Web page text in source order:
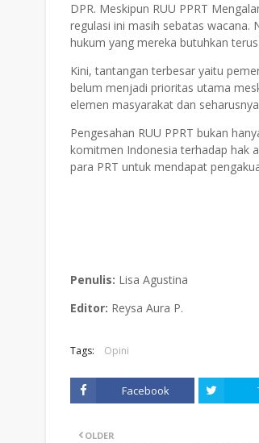
DPR. Meskipun RUU PPRT
regulasi ini masih sebatas
hukum yang mereka butuhkan
Kini, tantangan terbesar yaitu
belum menjadi prioritas utama
elemen masyarakat dan
Pengesahan RUU PPRT bukan
komitmen Indonesia terhadap hak
para PRT untuk mendapat
Penulis: Lisa Agustina
Editor: Reysa Aura P.
Tags: Opini
Facebook
OLDER